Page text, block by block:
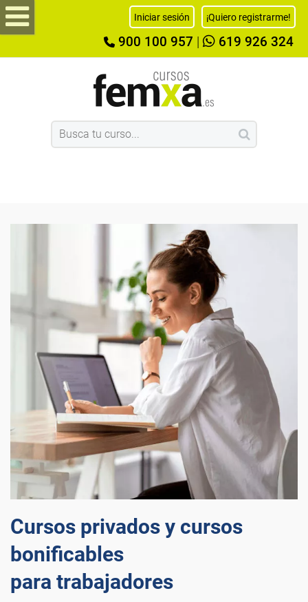
Iniciar sesión ¡Quiero registrarme!
900 100 957 619 926 324
Cursos privados y cursos
bonificables
para trabajadores